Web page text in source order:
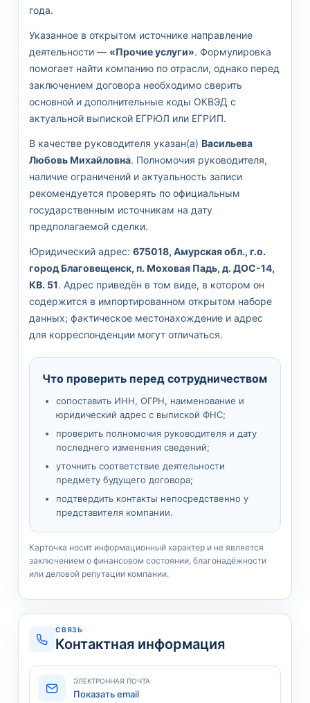
года.
Указанное в открытом источнике направление
деятельности — «Прочие услуги». Формулировка
помогает найти компанию по отрасли, однако перед
заключением договора необходимо сверить
основной и дополнительные коды ОКВЭД с
актуальной выпиской ЕГРЮЛ или ЕГРИП.
В качестве руководителя указан(а) Васильева
Любовь Михайловна. Полномочия руководителя,
наличие ограничений и актуальность записи
рекомендуется проверять по официальным
государственным источникам на дату
предполагаемой сделки.
Юридический адрес: 675018, Амурская обл., г.о.
город Благовещенск, п. Моховая Падь, д. ДОС-14,
КВ. 51. Адрес приведён в том виде, в котором он
содержится в импортированном открытом наборе
данных; фактическое местонахождение и адрес
для корреспонденции могут отличаться.
Что проверить перед сотрудничеством
сопоставить ИНН, ОГРН, наименование и
юридический адрес с выпиской ФНС;
проверить полномочия руководителя и дату
последнего изменения сведений;
уточнить соответствие деятельности
предмету будущего договора;
подтвердить контакты непосредственно у
представителя компании.
Карточка носит информационный характер и не является
заключением о финансовом состоянии, благонадёжности
или деловой репутации компании.
СВЯЗЬ
Контактная информация
ЭЛЕКТРОННАЯ ПОЧТА
Показать email